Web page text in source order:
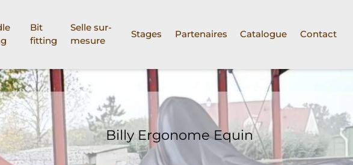
Bit
fitting
Selle sur-
mesure
Stages Partenaires Catalogue Contact
Billy Ergonome Equin